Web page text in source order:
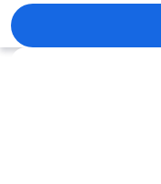
Ver mapa